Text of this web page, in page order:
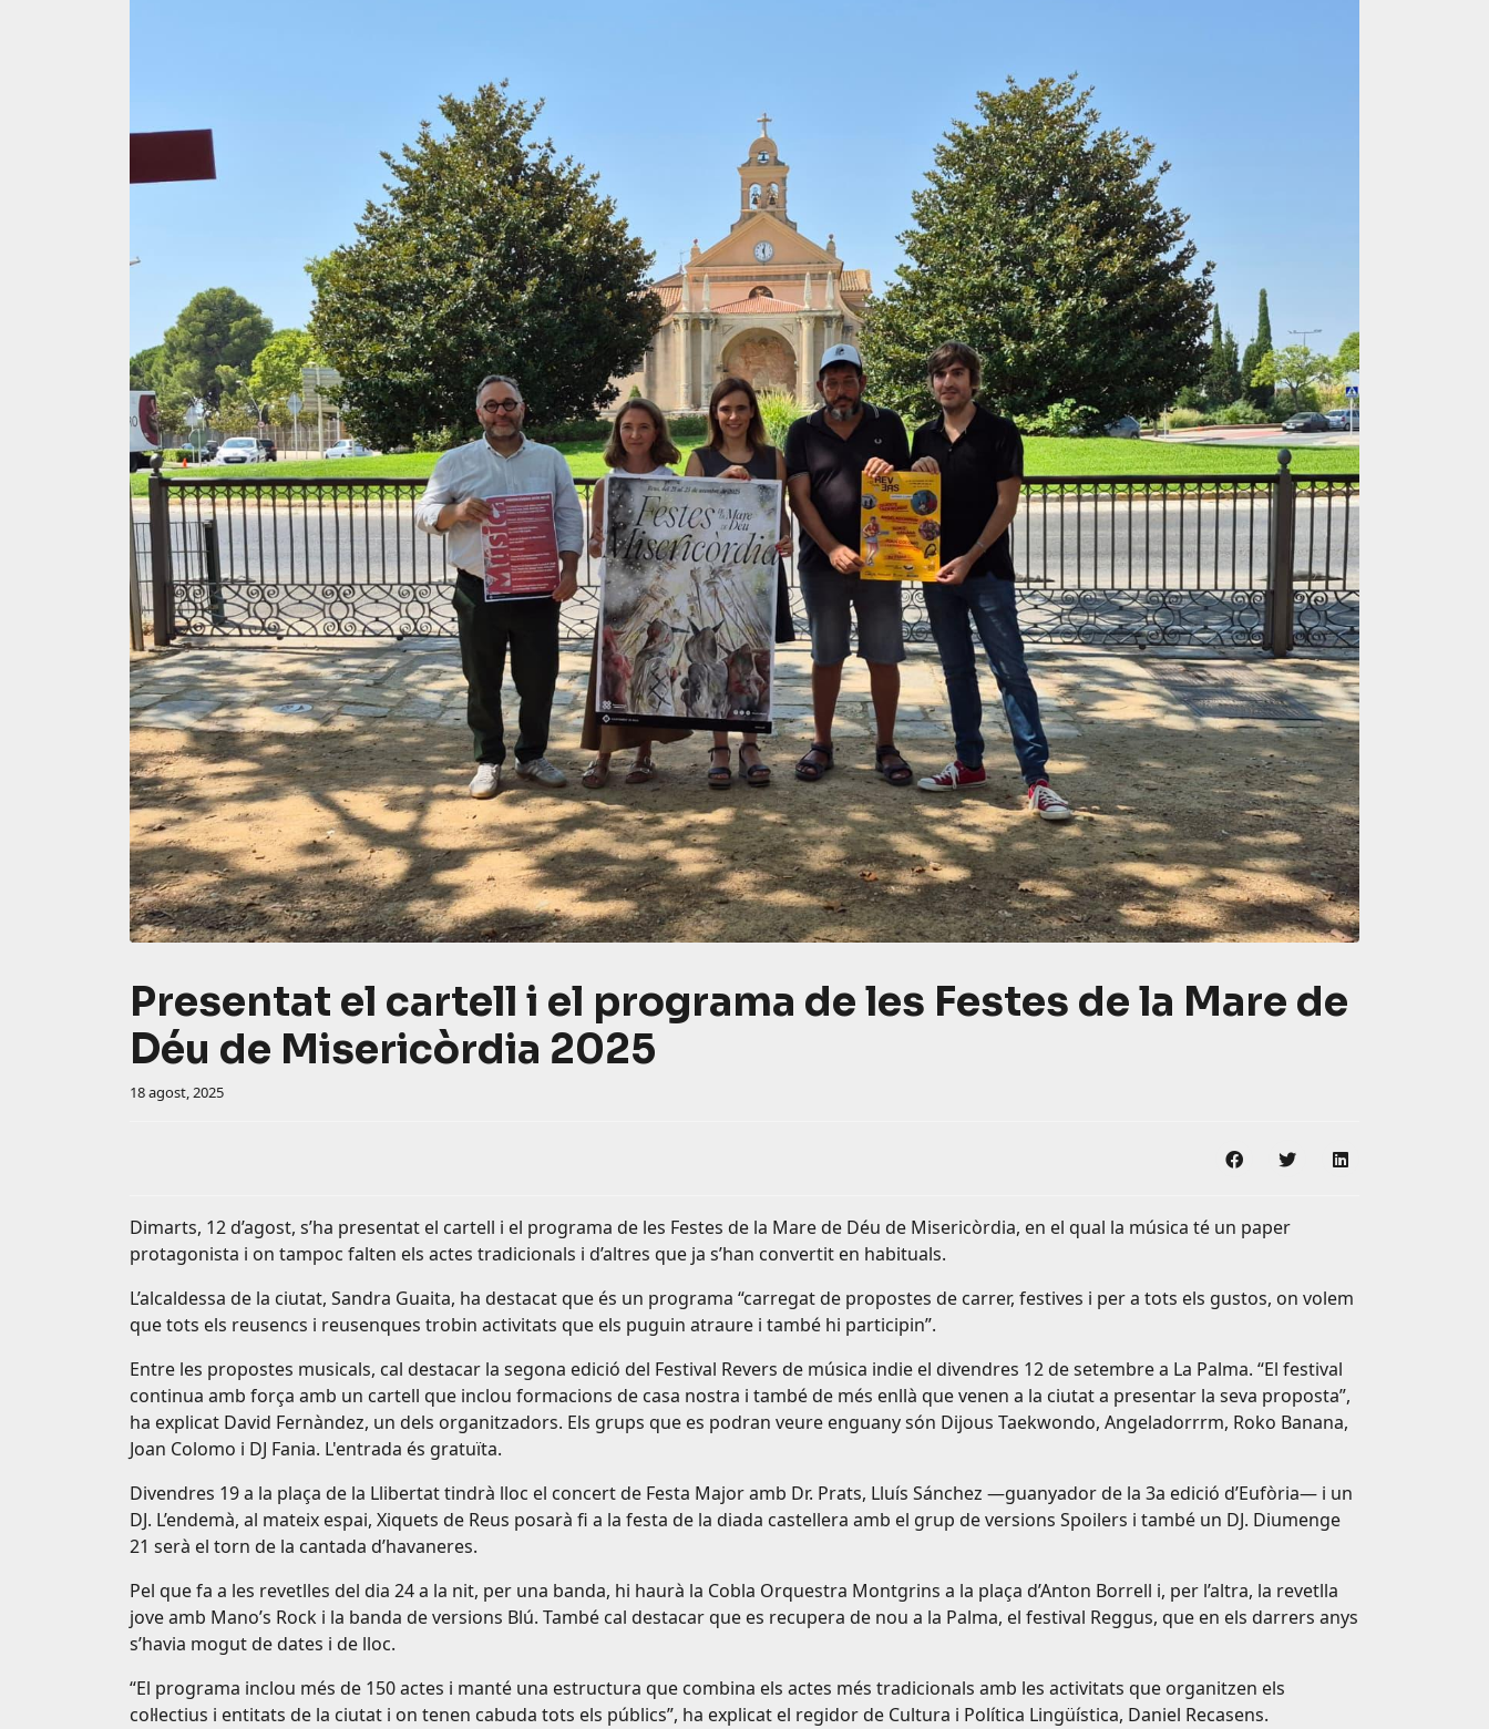
Presentat el cartell i el programa de les Festes de la Mare de
Déu de Misericòrdia 2025
18 agost, 2025
Compartir en Facebook
Compartir en Twitter
Compartir en
Dimarts, 12 d’agost, s’ha presentat el cartell i el programa de les Festes de la Mare de Déu de Misericòrdia, en el qual la música té un paper
protagonista i on tampoc falten els actes tradicionals i d’altres que ja s’han convertit en habituals.
L’alcaldessa de la ciutat, Sandra Guaita, ha destacat que és un programa “carregat de propostes de carrer, festives i per a tots els gustos, on volem
que tots els reusencs i reusenques trobin activitats que els puguin atraure i també hi participin”.
Entre les propostes musicals, cal destacar la segona edició del Festival Revers de música indie el divendres 12 de setembre a La Palma. “El festival
continua amb força amb un cartell que inclou formacions de casa nostra i també de més enllà que venen a la ciutat a presentar la seva proposta”,
ha explicat David Fernàndez, un dels organitzadors. Els grups que es podran veure enguany són Dijous Taekwondo, Angeladorrrm, Roko Banana,
Joan Colomo i DJ Fania. L'entrada és gratuïta.
Divendres 19 a la plaça de la Llibertat tindrà lloc el concert de Festa Major amb Dr. Prats, Lluís Sánchez —guanyador de la 3a edició d’Eufòria— i un
DJ. L’endemà, al mateix espai, Xiquets de Reus posarà fi a la festa de la diada castellera amb el grup de versions Spoilers i també un DJ. Diumenge
21 serà el torn de la cantada d’havaneres.
Pel que fa a les revetlles del dia 24 a la nit, per una banda, hi haurà la Cobla Orquestra Montgrins a la plaça d’Anton Borrell i, per l’altra, la revetlla
jove amb Mano’s Rock i la banda de versions Blú. També cal destacar que es recupera de nou a la Palma, el festival Reggus, que en els darrers anys
s’havia mogut de dates i de lloc.
“El programa inclou més de 150 actes i manté una estructura que combina els actes més tradicionals amb les activitats que organitzen els
col·lectius i entitats de la ciutat i on tenen cabuda tots els públics”, ha explicat el regidor de Cultura i Política Lingüística, Daniel Recasens.